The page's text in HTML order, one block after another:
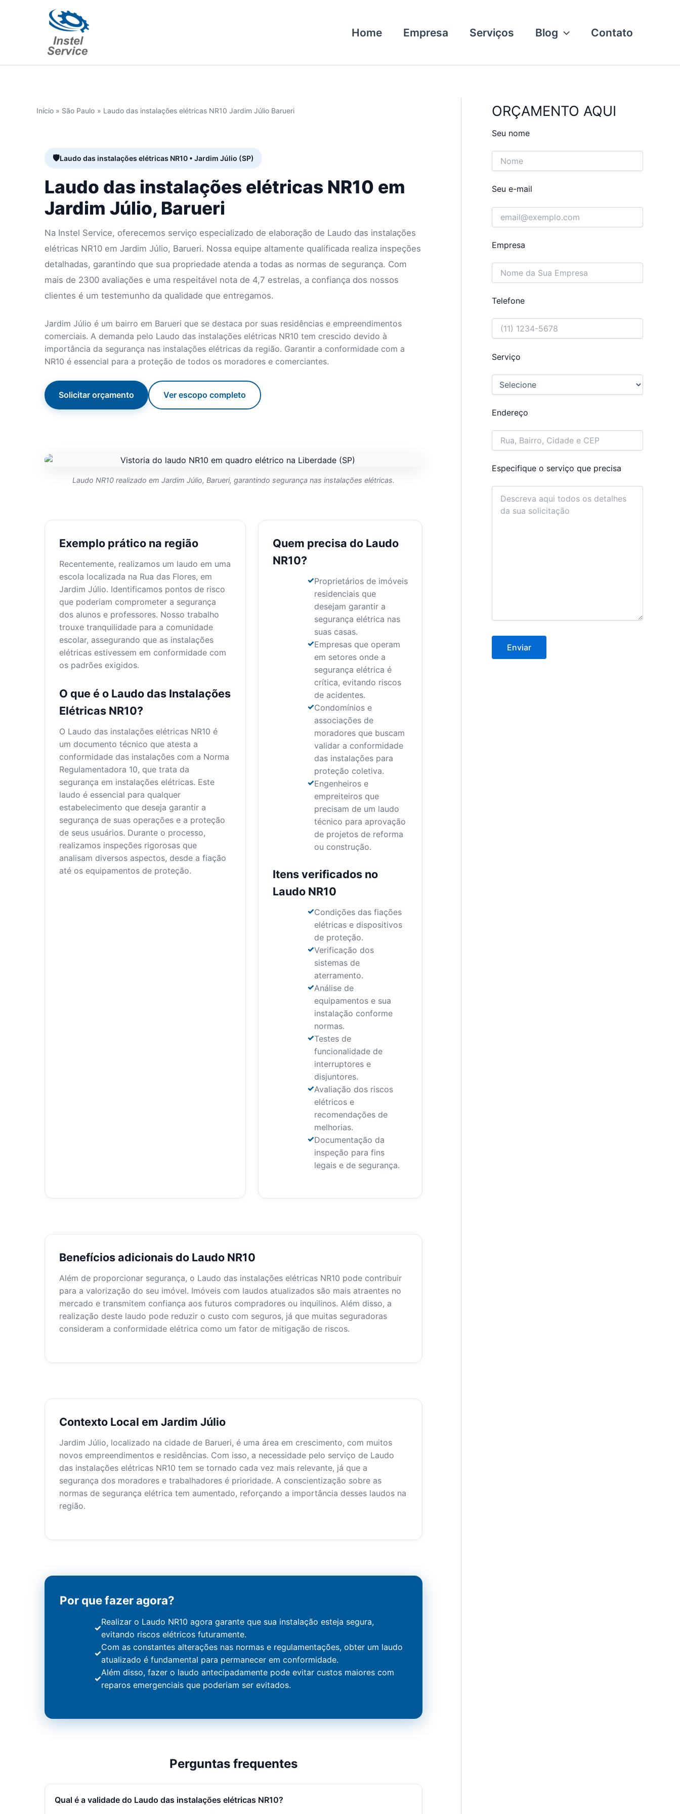
Home Empresa Serviços Blog Contato
Início São Paulo Laudo das instalações elétricas NR10 Jardim Júlio Barueri
Laudo das instalações elétricas NR10 • Jardim Júlio (SP)
Laudo das instalações elétricas NR10 em
Jardim Júlio, Barueri
Na Instel Service, oferecemos serviço especializado de elaboração de Laudo das instalações
elétricas NR10 em Jardim Júlio, Barueri. Nossa equipe altamente qualificada realiza inspeções
detalhadas, garantindo que sua propriedade atenda a todas as normas de segurança. Com
mais de 2300 avaliações e uma respeitável nota de 4,7 estrelas, a confiança dos nossos
clientes é um testemunho da qualidade que entregamos.
Jardim Júlio é um bairro em Barueri que se destaca por suas residências e empreendimentos
comerciais. A demanda pelo Laudo das instalações elétricas NR10 tem crescido devido à
importância da segurança nas instalações elétricas da região. Garantir a conformidade com a
NR10 é essencial para a proteção de todos os moradores e comerciantes.
Solicitar orçamento Ver escopo completo
Laudo NR10 realizado em Jardim Júlio, Barueri, garantindo segurança nas instalações elétricas.
Exemplo prático na região
Recentemente, realizamos um laudo em uma
escola localizada na Rua das Flores, em
Jardim Júlio. Identificamos pontos de risco
que poderiam comprometer a segurança
dos alunos e professores. Nosso trabalho
trouxe tranquilidade para a comunidade
escolar, assegurando que as instalações
elétricas estivessem em conformidade com
os padrões exigidos.
O que é o Laudo das Instalações
Elétricas NR10?
O Laudo das instalações elétricas NR10 é
um documento técnico que atesta a
conformidade das instalações com a Norma
Regulamentadora 10, que trata da
segurança em instalações elétricas. Este
laudo é essencial para qualquer
estabelecimento que deseja garantir a
segurança de suas operações e a proteção
de seus usuários. Durante o processo,
realizamos inspeções rigorosas que
analisam diversos aspectos, desde a fiação
até os equipamentos de proteção.
Quem precisa do Laudo
NR10?
Proprietários de imóveis
residenciais que
desejam garantir a
segurança elétrica nas
suas casas.
Empresas que operam
em setores onde a
segurança elétrica é
crítica, evitando riscos
de acidentes.
Condomínios e
associações de
moradores que buscam
validar a conformidade
das instalações para
proteção coletiva.
Engenheiros e
empreiteiros que
precisam de um laudo
técnico para aprovação
de projetos de reforma
ou construção.
Itens verificados no
Laudo NR10
Condições das fiações
elétricas e dispositivos
de proteção.
Verificação dos
sistemas de
aterramento.
Análise de
equipamentos e sua
instalação conforme
normas.
Testes de
funcionalidade de
interruptores e
disjuntores.
Avaliação dos riscos
elétricos e
recomendações de
melhorias.
Documentação da
inspeção para fins
legais e de segurança.
Benefícios adicionais do Laudo NR10
Além de proporcionar segurança, o Laudo das instalações elétricas NR10 pode contribuir
para a valorização do seu imóvel. Imóveis com laudos atualizados são mais atraentes no
mercado e transmitem confiança aos futuros compradores ou inquilinos. Além disso, a
realização deste laudo pode reduzir o custo com seguros, já que muitas seguradoras
consideram a conformidade elétrica como um fator de mitigação de riscos.
Contexto Local em Jardim Júlio
Jardim Júlio, localizado na cidade de Barueri, é uma área em crescimento, com muitos
novos empreendimentos e residências. Com isso, a necessidade pelo serviço de Laudo
das instalações elétricas NR10 tem se tornado cada vez mais relevante, já que a
segurança dos moradores e trabalhadores é prioridade. A conscientização sobre as
normas de segurança elétrica tem aumentado, reforçando a importância desses laudos na
região.
Por que fazer agora?
Realizar o Laudo NR10 agora garante que sua instalação esteja segura,
evitando riscos elétricos futuramente.
Com as constantes alterações nas normas e regulamentações, obter um laudo
atualizado é fundamental para permanecer em conformidade.
Além disso, fazer o laudo antecipadamente pode evitar custos maiores com
reparos emergenciais que poderiam ser evitados.
Perguntas frequentes
Qual é a validade do Laudo das instalações elétricas NR10?
ORÇAMENTO AQUI
Seu nome
Seu e-mail
Empresa
Telefone
Serviço
Endereço
Especifique o serviço que precisa